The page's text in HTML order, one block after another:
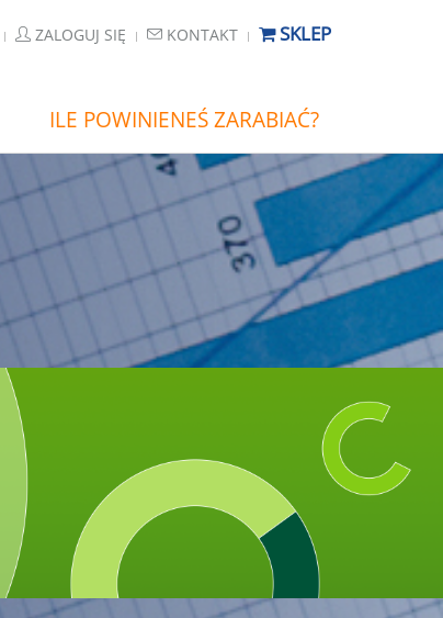
ZALOGUJ SIĘ KONTAKT SKLEP
ILE POWINIENEŚ ZARABIAĆ?